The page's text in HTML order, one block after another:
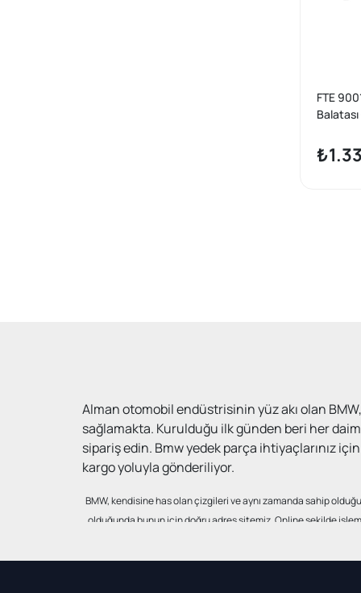
FTE
Alman otomobil endüstrisinin yüz akı olan
sağlamakta. Kurulduğu ilk günden beri her
sipariş edin. Bmw yedek parça ihtiyaçlarınız
kargo yoluyla gönderiliyor.
BMW, kendisine has olan çizgileri ve aynı zamanda sahip
olduğunda bunun için doğru adres sitemiz. Online şekilde